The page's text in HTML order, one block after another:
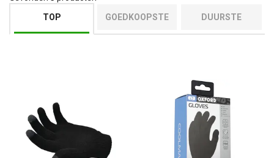
TOP
GOEDKOOPSTE DUURSTE